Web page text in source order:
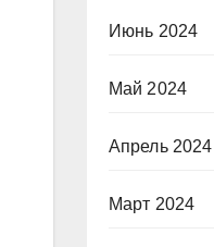
Июнь 2024
Май 2024
Апрель 2024
Март 2024